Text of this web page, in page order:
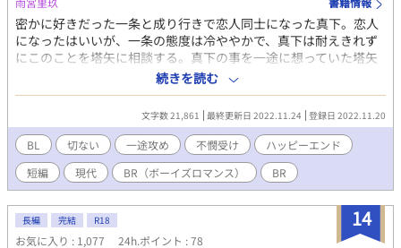
ります
密かに好きだった一条と成り行きで恋人同士になった真下。恋人
になったはいいが、一条の態度は冷ややかで、真下は耐えきれず
にこのことを塔矢に相談する。真下の事を一途に想っていた塔矢
は一条に腹を立て、復讐を開始する——。 塔矢（21）攻。大学生
&俳優業。一途に真下が好き。 真下（21）受。大学生。一条と恋
人同士になるが早くも後悔。 一条廉（21）大学生。モテる。イケ
メン。真下のクズ彼氏。
続きを読む
文字数 21,861 最終更新日 2022.11.24 登録日 2022.11.20
BL 切ない 一途攻め 不憫受け
ハッピーエンド
短編
現代 BR（ボーイズロマンス） BR
14
長編 完結 R18
お気に入り : 1,077 24h.ポイント : 78